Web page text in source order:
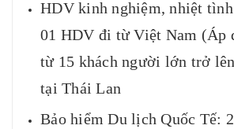
HDV kinh nghiệm, nhiệt
01 HDV đi từ Việt Nam (Áp
từ 15 khách người lớn trở
tại Thái Lan
Bảo hiểm Du lịch Quốc Tế: